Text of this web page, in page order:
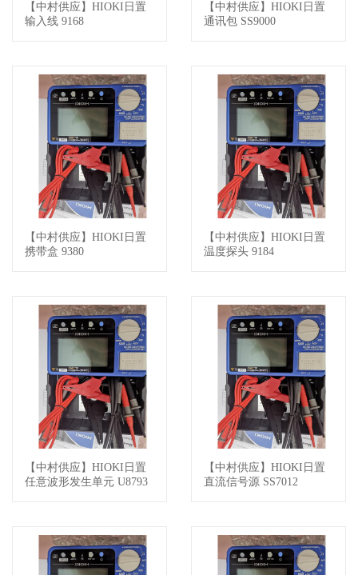
查看详情
【中村供应】HIOKI日置
输入线 9168
查看详情
【中村供应】HIOKI日置
通讯包 SS9000
查看详情
【中村供应】HIOKI日置
携带盒 9380
查看详情
【中村供应】HIOKI日置
温度探头 9184
查看详情
【中村供应】HIOKI日置
任意波形发生单元 U8793
查看详情
【中村供应】HIOKI日置
直流信号源 SS7012